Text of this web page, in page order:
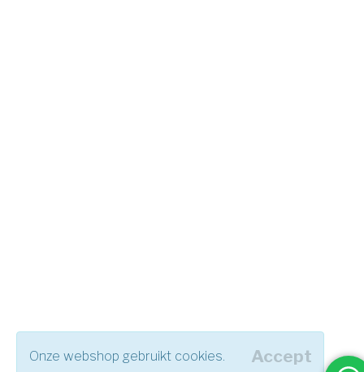
Accept
Onze webshop gebruikt cookies.